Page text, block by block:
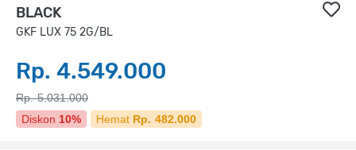
BLACK
GKF LUX 75 2G/BL
Rp. 4.549.000
Rp. 5.031.000
Diskon 10% Hemat Rp. 482.000